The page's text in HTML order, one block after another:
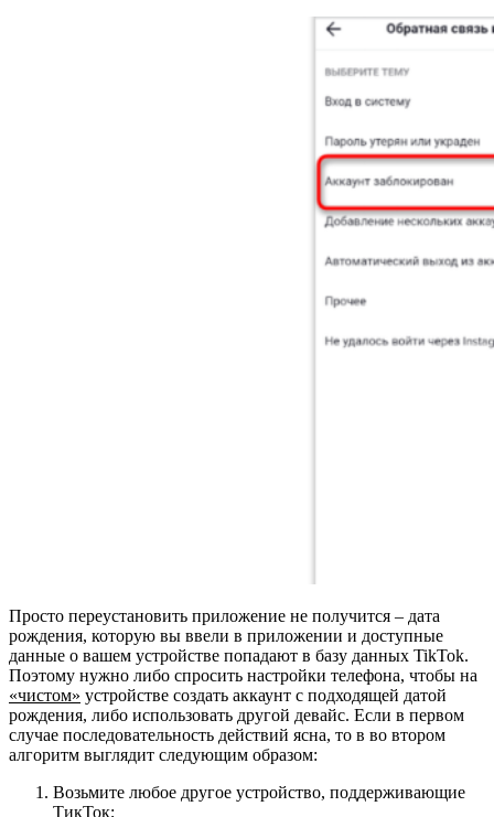
Просто переустановить приложение не получится – дата
рождения, которую вы ввели в приложении и доступные
данные о вашем устройстве попадают в базу данных TikTok.
Поэтому нужно либо спросить настройки телефона, чтобы на
«чистом» устройстве создать аккаунт с подходящей датой
рождения, либо использовать другой девайс. Если в первом
случае последовательность действий ясна, то в во втором
алгоритм выглядит следующим образом:
Возьмите любое другое устройство, поддерживающие
ТикТок;